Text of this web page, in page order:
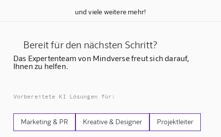
und viele weitere mehr!
Bereit für den nächsten Schritt?
Das Expertenteam von Mindverse freut sich darauf,
Ihnen zu helfen.
Vorbereitete KI Lösungen für:
Marketing & PR Kreative & Designer Projektleiter